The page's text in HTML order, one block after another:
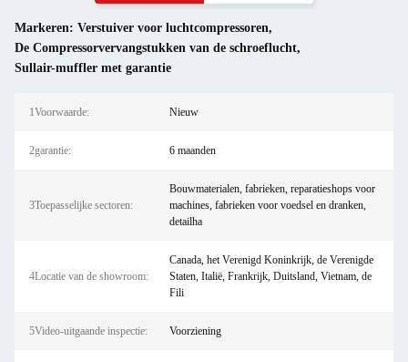
Markeren: Verstuiver voor luchtcompressoren,
De Compressorvervangstukken van de schroeflucht,
Sullair-muffler met garantie
1Voorwaarde: Nieuw
2garantie: 6 maanden
3Toepasselijke sectoren:
Bouwmaterialen, fabrieken, reparatieshops voor
machines, fabrieken voor voedsel en dranken,
detailha
4Locatie van de showroom:
Canada, het Verenigd Koninkrijk, de Verenigde
Staten, Italië, Frankrijk, Duitsland, Vietnam, de
Fili
5Video-uitgaande inspectie: Voorziening